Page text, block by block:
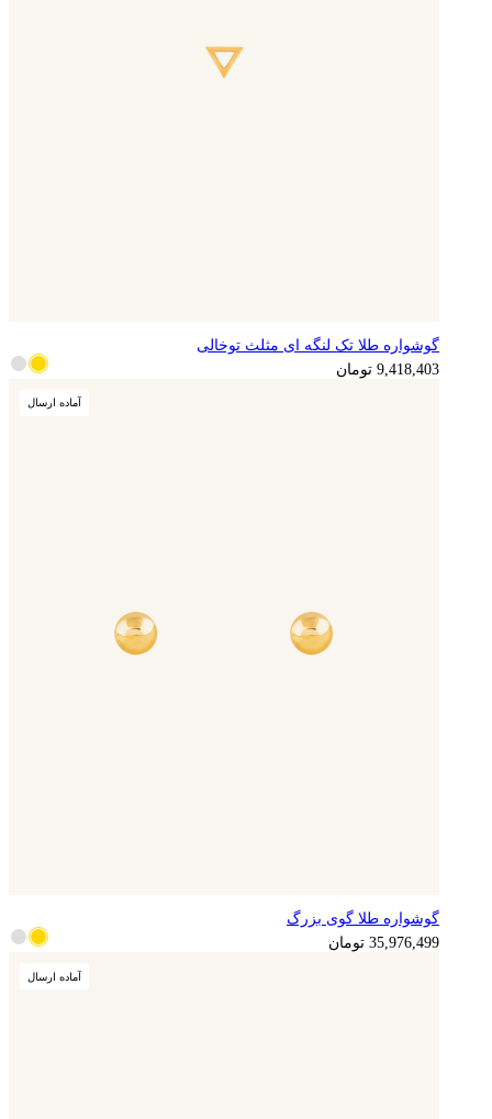
2,354,601 تومان
گوشواره طلا تک لنگه ای مثلث توخالی
9,418,403 تومان
آماده ارسال
8,994,125 تومان
گوشواره طلا گوی بزرگ
35,976,499 تومان
آماده ارسال